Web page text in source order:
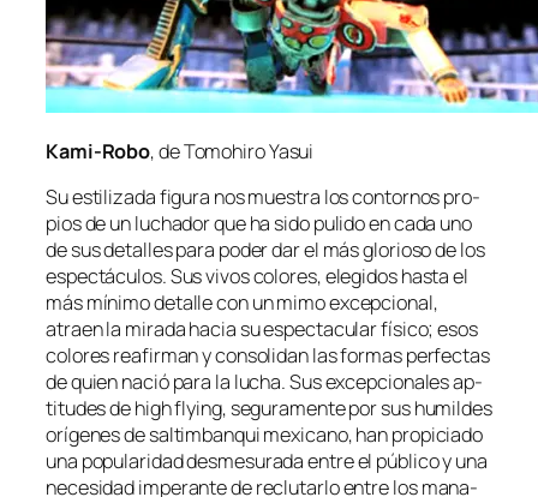
Kami-Robo, de Tomohiro Yasui
Su es­ti­li­za­da fi­gu­ra nos mues­tra los con­tor­nos pro­
pios de un lu­cha­dor que ha si­do pu­li­do en ca­da uno
de sus de­ta­lles pa­ra po­der dar el más glo­rio­so de los
es­pec­tácu­los. Sus vi­vos co­lo­res, ele­gi­dos has­ta el
más mí­ni­mo de­ta­lle con un mi­mo ex­cep­cio­nal,
atraen la mi­ra­da ha­cia su es­pec­ta­cu­lar fí­si­co; esos
co­lo­res re­afir­man y con­so­li­dan las for­mas per­fec­tas
de quien na­ció pa­ra la lu­cha. Sus ex­cep­cio­na­les ap­
ti­tu­des dehigh flying, se­gu­ra­men­te por sus hu­mil­des
orí­ge­nes de sal­tim­ban­qui me­xi­cano, han pro­pi­cia­do
una po­pu­la­ri­dad des­me­su­ra­da en­tre el pú­bli­co y una
ne­ce­si­dad im­pe­ran­te de re­clu­tar­lo en­tre losma­na­